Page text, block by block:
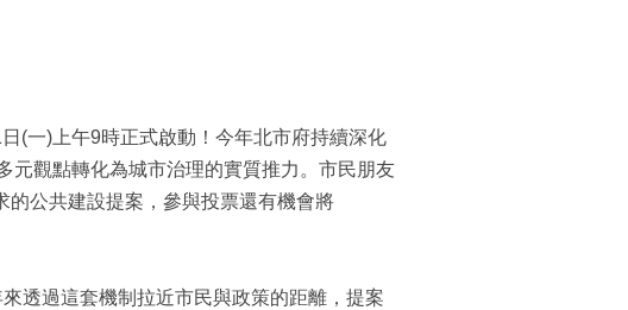
(一)上午9時正式啟動！今年北市府持續深化
元觀點轉化為城市治理的實質推力。市民朋友
的公共建設提案，參與投票還有機會將
透過這套機制拉近市民與政策的距離，提案